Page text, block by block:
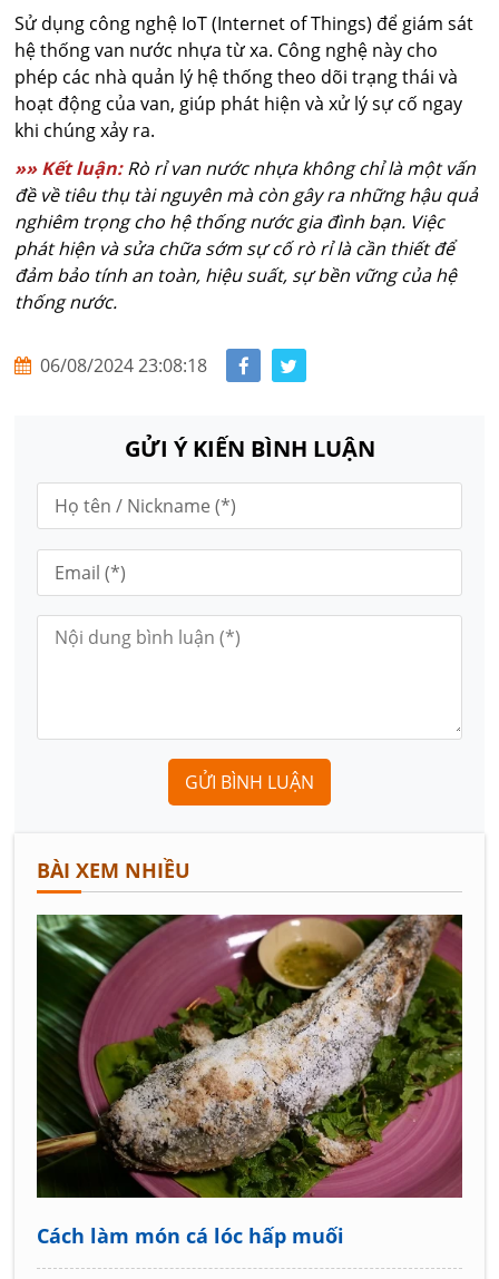
Sử dụng công nghệ IoT (Internet of Things) để giám sát
hệ thống van nước nhựa từ xa. Công nghệ này cho
phép các nhà quản lý hệ thống theo dõi trạng thái và
hoạt động của van, giúp phát hiện và xử lý sự cố ngay
khi chúng xảy ra.
»» Kết luận:Rò rỉ van nước nhựa không chỉ là một vấn
đề về tiêu thụ tài nguyên mà còn gây ra những hậu quả
nghiêm trọng cho hệ thống nước gia đình bạn. Việc
phát hiện và sửa chữa sớm sự cố rò rỉ là cần thiết để
đảm bảo tính an toàn, hiệu suất, sự bền vững của hệ
thống nước.
06/08/2024 23:08:18
GỬI Ý KIẾN BÌNH LUẬN
GỬI BÌNH LUẬN
BÀI XEM NHIỀU
Cách làm món cá lóc hấp muối